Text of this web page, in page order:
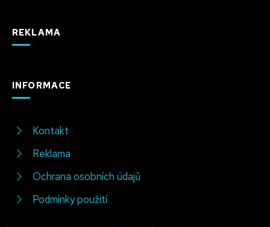
REKLAMA
INFORMACE
Kontakt
Reklama
Ochrana osobních údajů
Podmínky použití